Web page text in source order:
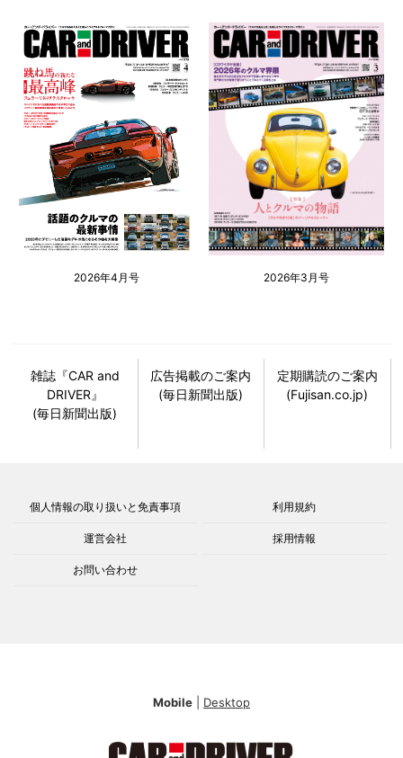
2026年4月号 2026年3月号
雑誌『CAR and
DRIVER』
(毎日新聞出版)
広告掲載のご案内
(毎日新聞出版)
定期購読のご案内
(Fujisan.co.jp)
個人情報の取り扱いと免責事項 利用規約
運営会社 採用情報
お問い合わせ
Mobile Desktop